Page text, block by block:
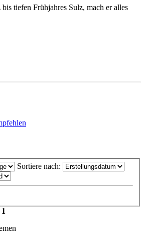
tiefen Frühjahres Sulz, mach er alles
Sortiere nach:
1